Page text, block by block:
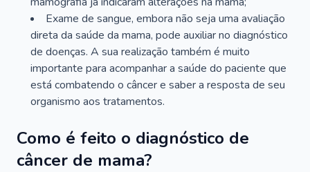
Exame de sangue, embora não seja uma avaliação
direta da saúde da mama, pode auxiliar no diagnóstico
de doenças. A sua realização também é muito
importante para acompanhar a saúde do paciente que
está combatendo o câncer e saber a resposta de seu
organismo aos tratamentos.
Como é feito o diagnóstico de
câncer de mama?